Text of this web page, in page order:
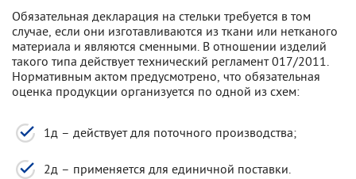
Обязательная декларация на стельки требуется в том
случае, если они изготавливаются из ткани или нетканого
материала и являются сменными. В отношении изделий
такого типа действует технический регламент 017/2011.
Нормативным актом предусмотрено, что обязательная
оценка продукции организуется по одной из схем:
1д – действует для поточного производства;
2д – применяется для единичной поставки.